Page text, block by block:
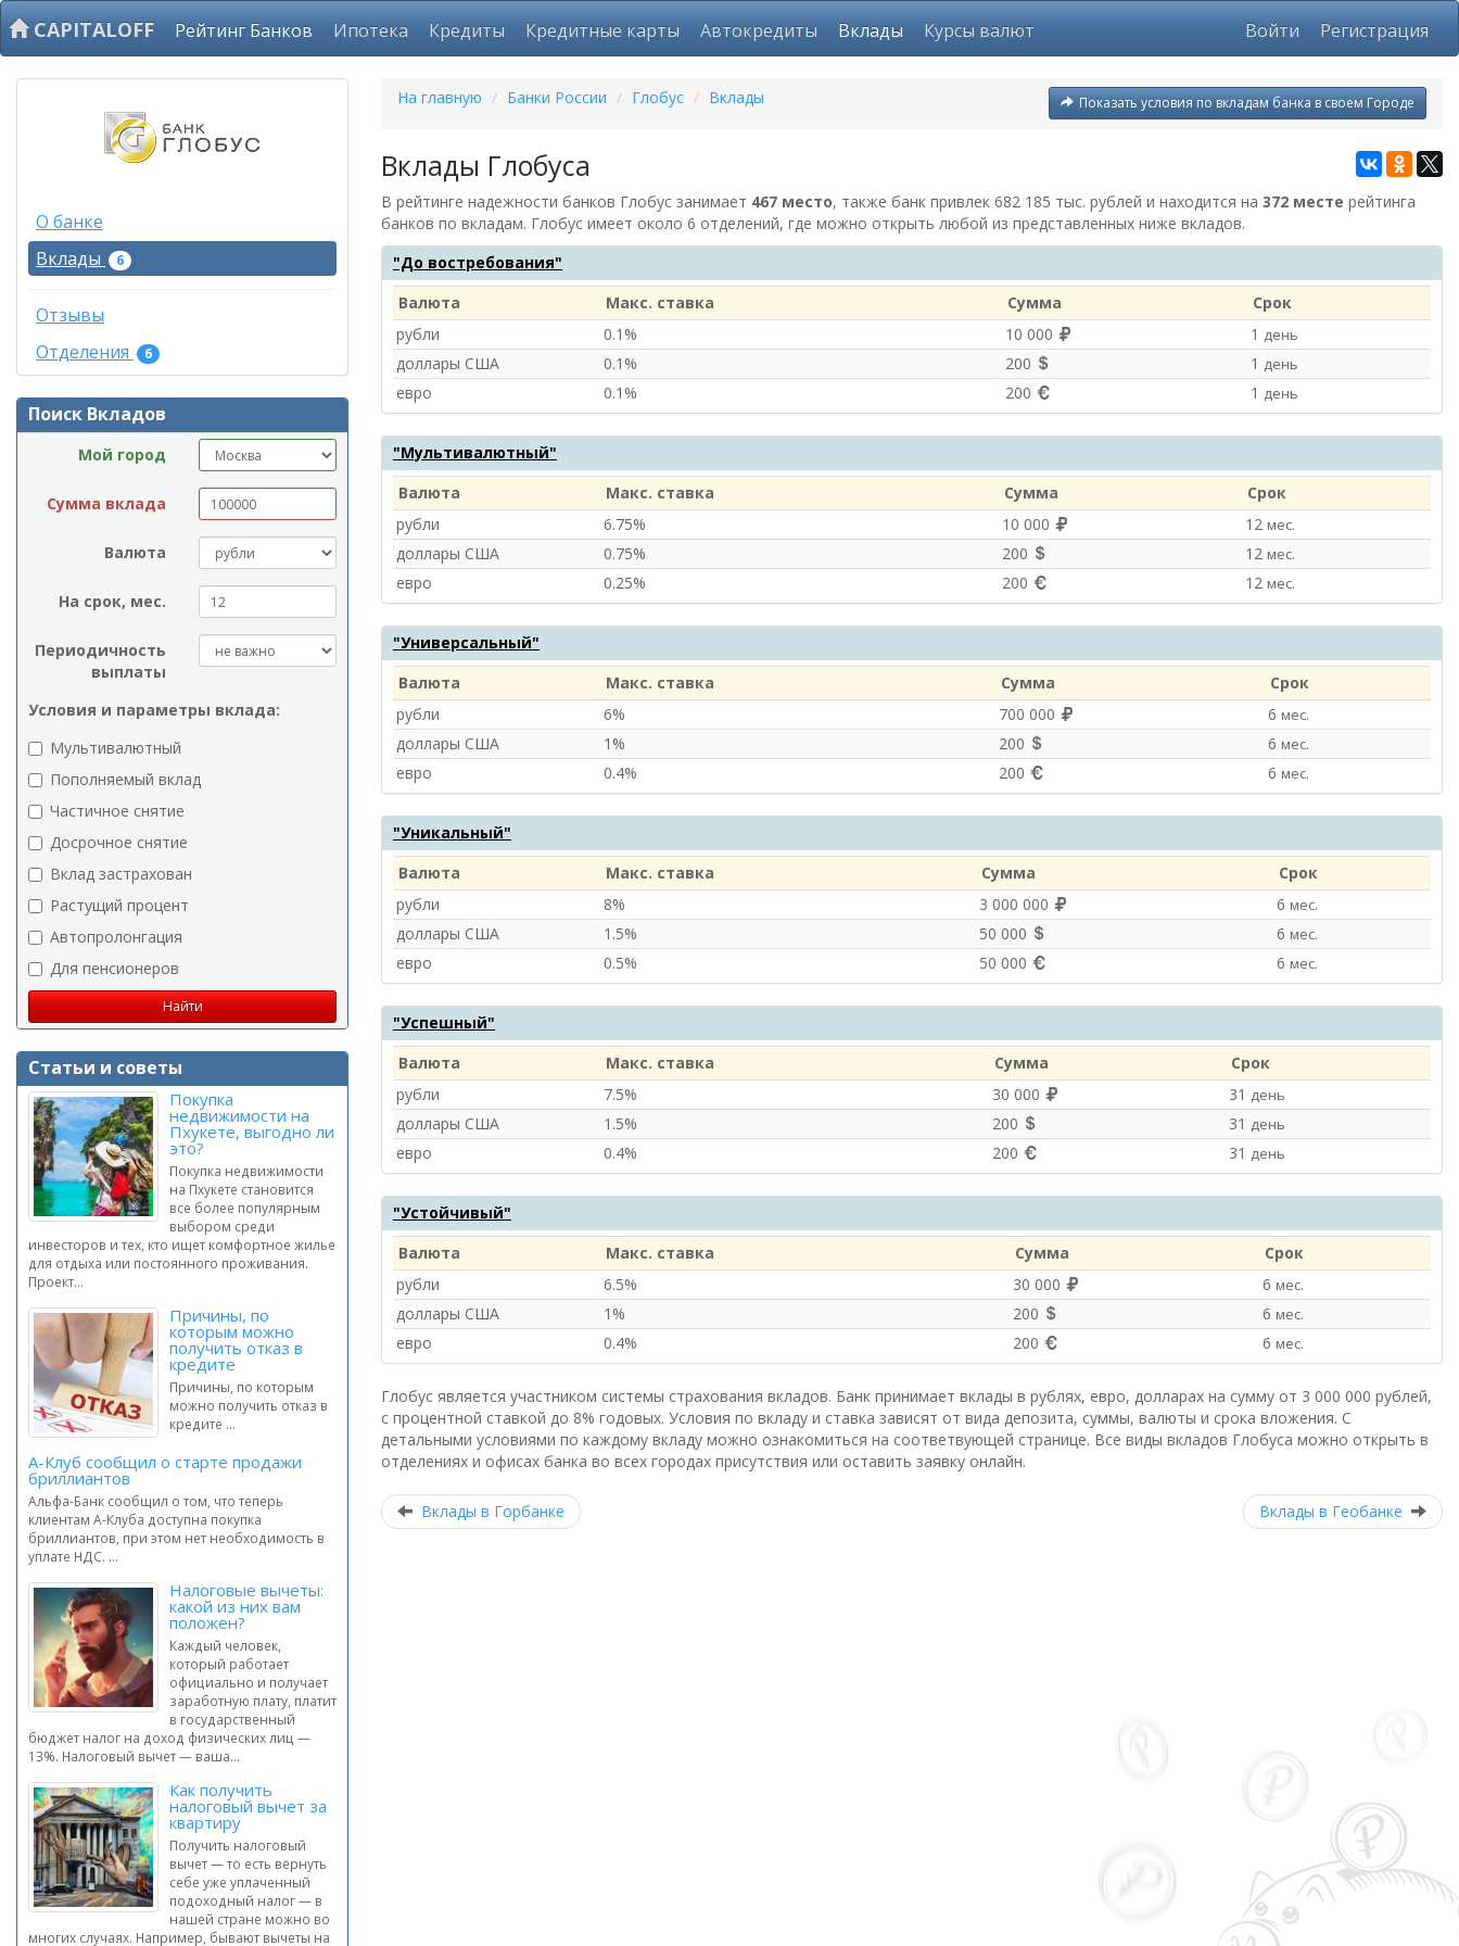
CAPITALOFF Рейтинг Банков Ипотека Кредиты Кредитные карты Автокредиты Вклады Курсы валют Войти Регистрация
О банке
Вклады
6
Отзывы
Отделения
6
Поиск Вкладов
Мой город
Сумма вклада
Валюта
На срок, мес.
Периодичность
выплаты
Условия и параметры вклада:
Мультивалютный
Пополняемый вклад
Частичное снятие
Досрочное снятие
Вклад застрахован
Растущий процент
Автопролонгация
Для пенсионеров
Статьи и советы
Покупка
недвижимости на
Пхукете, выгодно ли
это?
Покупка недвижимости
на Пхукете становится
все более популярным
выбором среди
инвесторов и тех, кто ищет комфортное жилье
для отдыха или постоянного проживания.
Проект...
Причины, по
которым можно
получить отказ в
кредите
Причины, по которым
можно получить отказ в
кредите ...
А-Клуб сообщил о старте продажи
бриллиантов
Альфа-Банк сообщил о том, что теперь
клиентам А-Клуба доступна покупка
бриллиантов, при этом нет необходимость в
уплате НДС. ...
Налоговые вычеты:
какой из них вам
положен?
Каждый человек,
который работает
официально и получает
заработную плату, платит
в государственный
бюджет налог на доход физических лиц —
13%. Налоговый вычет — ваша...
Как получить
налоговый вычет за
квартиру
Получить налоговый
вычет — то есть вернуть
себе уже уплаченный
подоходный налог — в
нашей стране можно во
многих случаях. Например, бывают вычеты на
Показать условия по вкладам банка в своем Городе
На главную / Банки России / Глобус / Вклады
Вклады Глобуса
В рейтинге надежности банков Глобус занимает 467 место, также банк привлек 682 185 тыс. рублей и находится на 372 месте рейтинга
банков по вкладам. Глобус имеет около 6 отделений, где можно открыть любой из представленных ниже вкладов.
"До востребования"
Валюта
Макс. ставка Сумма
Срок
рубли
0.1% 10 000 1 день
доллары США 0.1% 200 1 день
евро 0.1% 200 1 день
"Мультивалютный"
Валюта
Макс. ставка Сумма
Срок
рубли
6.75% 10 000 12 мес.
доллары США 0.75% 200 12 мес.
евро 0.25% 200 12 мес.
"Универсальный"
Валюта
Макс. ставка Сумма
Срок
рубли
6% 700 000 6 мес.
доллары США 1% 200 6 мес.
евро 0.4% 200 6 мес.
"Уникальный"
Валюта
Макс. ставка Сумма
Срок
рубли
8% 3 000 000 6 мес.
доллары США 1.5% 50 000 6 мес.
евро 0.5% 50 000 6 мес.
"Успешный"
Валюта
Макс. ставка Сумма
Срок
рубли
7.5% 30 000 31 день
доллары США 1.5% 200 31 день
евро 0.4% 200 31 день
"Устойчивый"
Валюта
Макс. ставка Сумма
Срок
рубли
6.5% 30 000 6 мес.
доллары США 1% 200 6 мес.
евро 0.4% 200 6 мес.
Глобус является участником системы страхования вкладов. Банк принимает вклады в рублях, евро, долларах на сумму от 3 000 000 рублей,
с процентной ставкой до 8% годовых. Условия по вкладу и ставка зависят от вида депозита, суммы, валюты и срока вложения. С
детальными условиями по каждому вкладу можно ознакомиться на соответвующей странице. Все виды вкладов Глобуса можно открыть в
отделениях и офисах банка во всех городах присутствия или оставить заявку онлайн.
Вклады в Горбанке Вклады в Геобанке